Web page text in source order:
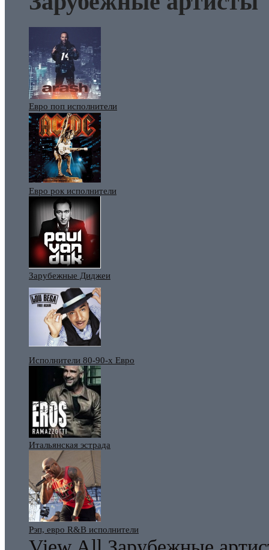
Евро поп исполнители
Евро рок исполнители
Зарубежные Диджеи
Исполнители 80-90-х Евро
Итальянская эстрада
Рэп, евро R&B исполнители